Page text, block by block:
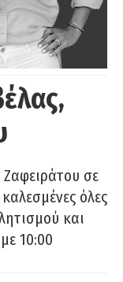
σε
όλες
και
10:00